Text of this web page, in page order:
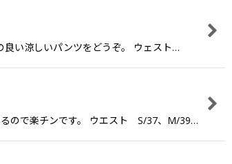
い涼しいパンツをどうぞ。 ウェスト…
るので楽チンです。 ウエスト S/37、M/39…